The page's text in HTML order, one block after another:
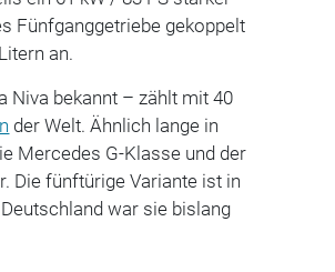
Fünfganggetriebe gekoppelt
an.
Niva bekannt – zählt mit 40
der Welt. Ähnlich lange in
Mercedes G-Klasse und der
Die fünftürige Variante ist in
war sie bislang